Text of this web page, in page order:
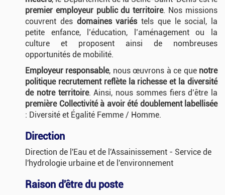
premier employeur public du territoire. Nos missions
couvrent des domaines variéstels que le social, la
petite enfance, l’éducation, l’aménagement ou la
culture et proposent ainsi de nombreuses
opportunités de mobilité.
Employeur responsable, nous œuvrons à ce que notre
politique recrutement reflète la richesse et la diversité
de notre territoire. Ainsi, nous sommes fiers d’être la
première Collectivité à avoir été doublement labellisée
: Diversité et Égalité Femme / Homme.
Direction
Direction de l'Eau et de l'Assainissement - Service de
l'hydrologie urbaine et de l'environnement
Raison d'être du poste